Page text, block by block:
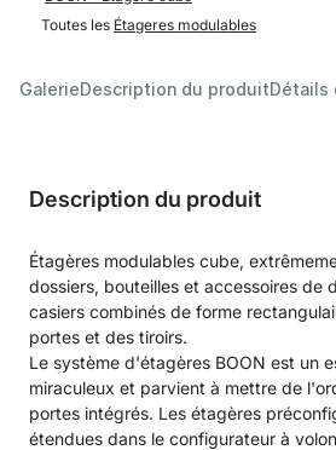
Toutes les Étageres modulables
GalerieDescription du produitDétails
Description du produit
Étagères modulables cube,
dossiers, bouteilles et accessoires de
casiers combinés de forme
portes et des tiroirs.
Le système d'étagères BOON est un
miraculeux et parvient à mettre de
portes intégrés. Les étagères
étendues dans le configurateur à